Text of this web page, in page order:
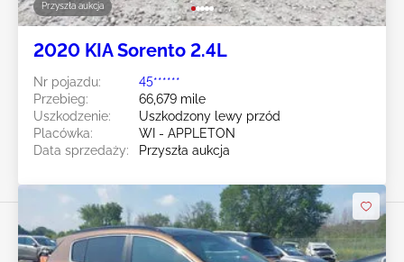
Przyszła aukcja
2020 KIA Sorento 2.4L
Nr pojazdu:
45******
Przebieg:
66,679 mile
Uszkodzenie:
Uszkodzony lewy przód
Placówka:
WI - APPLETON
Data sprzedaży:
Przyszła aukcja